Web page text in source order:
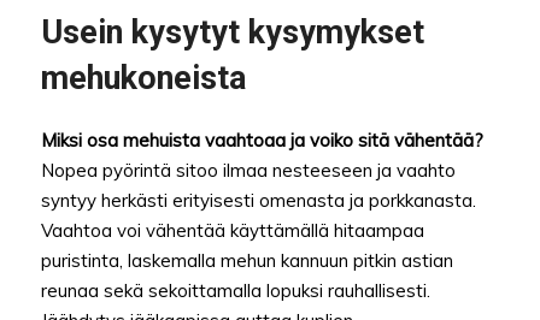
Usein kysytyt kysymykset
mehukoneista
Miksi osa mehuista vaahtoaa ja voiko sitä vähentää?
Nopea pyörintä sitoo ilmaa nesteeseen ja vaahto
syntyy herkästi erityisesti omenasta ja porkkanasta.
Vaahtoa voi vähentää käyttämällä hitaampaa
puristinta, laskemalla mehun kannuun pitkin astian
reunaa sekä sekoittamalla lopuksi rauhallisesti.